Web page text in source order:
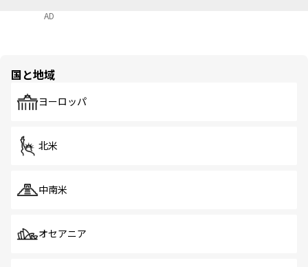
AD
国と地域
ヨーロッパ
北米
中南米
オセアニア